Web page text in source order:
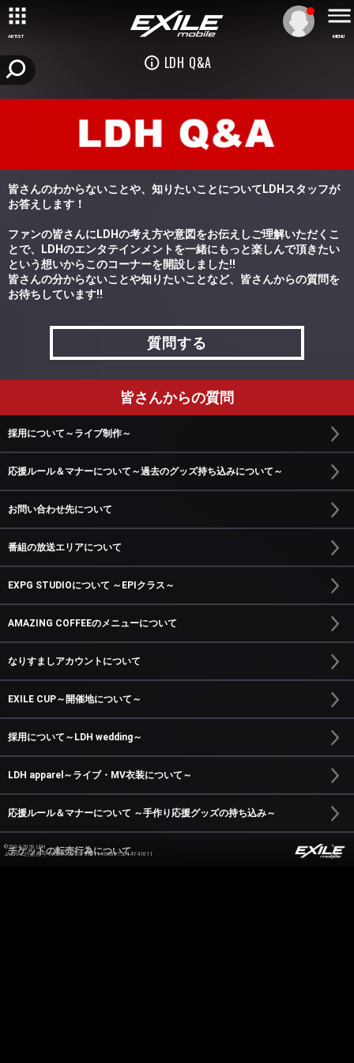
ARTIST MENU
LDH Q&A
皆さんのわからないことや、知りたいことについてLDHスタッフが
お答えします！
ファンの皆さんにLDHの考え方や意図をお伝えしご理解いただくこ
とで、LDHのエンタテインメントを一緒にもっと楽しんで頂きたい
という想いからこのコーナーを開設しました!!
皆さんの分からないことや知りたいことなど、皆さんからの質問を
お待ちしています!!
質問する
皆さんからの質問
採用について～ライブ制作～
応援ルール＆マナーについて～過去のグッズ持ち込みについて～
お問い合わせ先について
番組の放送エリアについて
EXPG STUDIOについて ～EPIクラス～
AMAZING COFFEEのメニューについて
なりすましアカウントについて
EXILE CUP～開催地について～
採用について～LDH wedding～
LDH apparel～ライブ・MV衣装について～
応援ルール＆マナーについて ～手作り応援グッズの持ち込み～
チケットの転売行為について
©2004-2026 LDH
JASRAC許諾番号 9008675017Y55011 9008675014Y41011